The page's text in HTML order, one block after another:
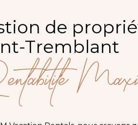
de
Tremblant